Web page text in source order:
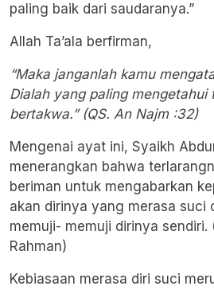
paling baik dari saudaranya.”
Allah Ta’ala berfirman,
“Maka janganlah kamu
Dialah yang paling mengetahui
bertakwa.” (QS. An Najm :32)
Mengenai ayat ini, Syaikh
menerangkan bahwa
beriman untuk mengabarkan
akan dirinya yang merasa suci
memuji- memuji dirinya sendiri.
Rahman)
Kebiasaan merasa diri suci